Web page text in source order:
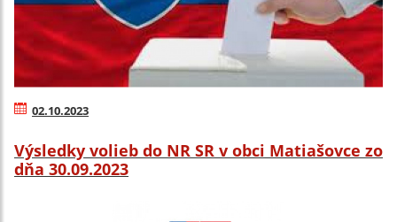
02.10.2023
Výsledky volieb do NR SR v obci Matiašovce zo
dňa 30.09.2023